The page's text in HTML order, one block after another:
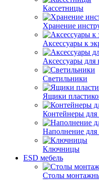
Кассетницы
Хранение
Аксессуары к
Аксессуары для
Светильники
Ящики
Контейнеры для
Наполнение для
Ключницы
ESD мебель
Столы